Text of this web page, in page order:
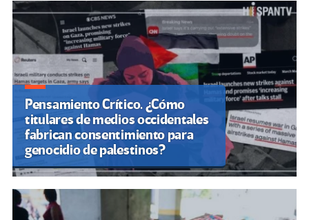
entradas
Pensamiento Crítico. ¿Cómo
titulares de medios occidentales
fabrican consentimiento para
genocidio de palestinos?